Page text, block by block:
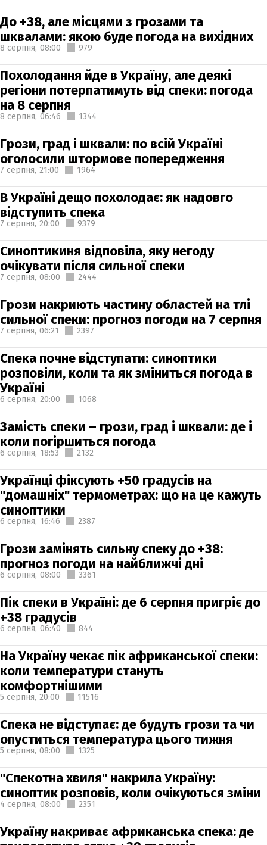
До +38, але місцями з грозами та
шквалами: якою буде погода на вихідних
8 серпня, 08:00 979
Похолодання йде в Україну, але деякі
регіони потерпатимуть від спеки: погода
на 8 серпня
8 серпня, 06:46 1344
Грози, град і шквали: по всій Україні
оголосили штормове попередження
7 серпня, 21:00 1964
В Україні дещо похолодає: як надовго
відступить спека
7 серпня, 20:00 9379
Синоптикиня відповіла, яку негоду
очікувати після сильної спеки
7 серпня, 08:00 2444
Грози накриють частину областей на тлі
сильної спеки: прогноз погоди на 7 серпня
7 серпня, 06:21 2397
Спека почне відступати: синоптики
розповіли, коли та як зміниться погода в
Україні
6 серпня, 20:00 1068
Замість спеки – грози, град і шквали: де і
коли погіршиться погода
6 серпня, 18:53 2132
Українці фіксують +50 градусів на
"домашніх" термометрах: що на це кажуть
синоптики
6 серпня, 16:46 2387
Грози замінять сильну спеку до +38:
прогноз погоди на найближчі дні
6 серпня, 08:00 3361
Пік спеки в Україні: де 6 серпня пригріє до
+38 градусів
6 серпня, 06:40 844
На Україну чекає пік африканської спеки:
коли температури стануть
комфортнішими
5 серпня, 20:00 11516
Спека не відступає: де будуть грози та чи
опуститься температура цього тижня
5 серпня, 08:00 1325
"Спекотна хвиля" накрила Україну:
синоптик розповів, коли очікуються зміни
4 серпня, 08:00 2351
Україну накриває африканська спека: де